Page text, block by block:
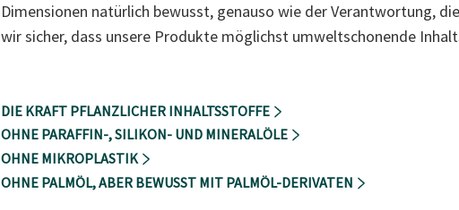
Dimensionen natürlich bewusst, genauso wie der Verantwortung,
wir sicher, dass unsere Produkte möglichst umweltschonende
DIE KRAFT PFLANZLICHER INHALTSSTOFFE
OHNE PARAFFIN-, SILIKON- UND MINERALÖLE
OHNE MIKROPLASTIK
OHNE PALMÖL, ABER BEWUSST MIT PALMÖL-DERIVATEN